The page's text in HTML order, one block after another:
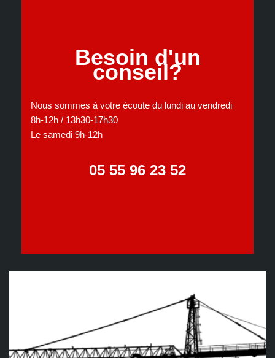
Besoin d'un
conseil?
Nous sommes à votre écoute du lundi au vendredi
8h-12h / 13h30-17h30
Le samedi 9h-12h
05 55 96 23 52